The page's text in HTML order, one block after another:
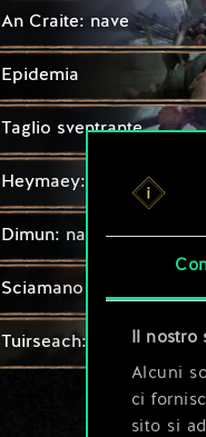
Il nostro
Alcuni
ci
sito si
An Craite: nave
Epidemia
Taglio sventrante
Heymaey: bardo
Dimun: nave leggera
Sciamano
Tuirseach: guerriero